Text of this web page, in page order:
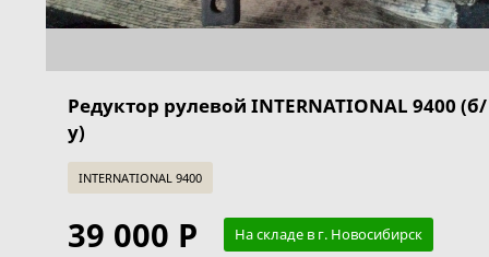
Редуктор рулевой INTERNATIONAL 9400 (б/
у)
INTERNATIONAL 9400
39 000 Р На складе в г. Новосибирск